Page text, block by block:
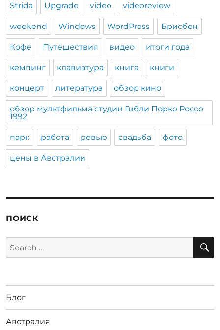
Strida Upgrade video videoreview
weekend Windows WordPress Брисбен
Кофе Путешествия видео итоги года
кемпинг клавиатура книга книги
концерт литература обзор кино
обзор мультфильма студии Гибли Порко Россо
1992
парк работа ревью свадьба фото
цены в Австралии
ПОИСК
Search
for:
Блог
Австралия